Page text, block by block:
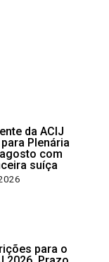
da ACIJ
Plenária
com
suíça
para o